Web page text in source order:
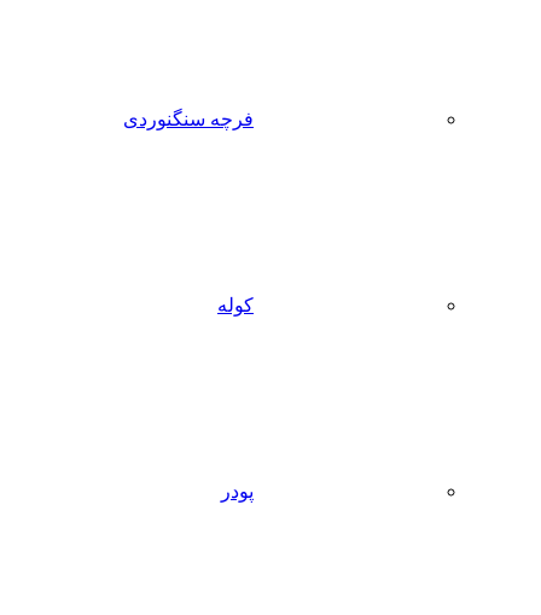
فرچه سنگنوردی
کوله
پودر